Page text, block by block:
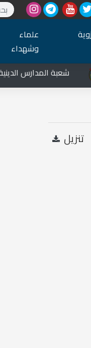
علماء
وشهداء
شعبة المدارس الدينية
تنزيل